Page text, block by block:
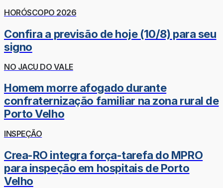
HORÓSCOPO 2026
Confira a previsão de hoje (10/8) para seu
signo
NO JACU DO VALE
Homem morre afogado durante
confraternização familiar na zona rural de
Porto Velho
INSPEÇÃO
Crea-RO integra força-tarefa do MPRO
para inspeção em hospitais de Porto
Velho